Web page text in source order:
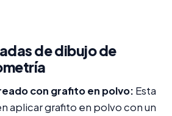
de dibujo de
con grafito en polvo: Esta
aplicar grafito en polvo con un